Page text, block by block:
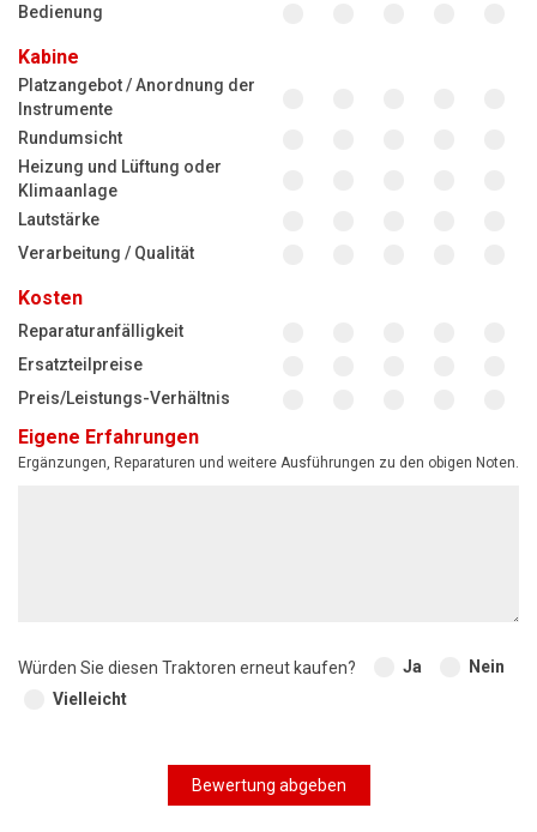
Bedienung
Kabine
Platzangebot / Anordnung der
Instrumente
Rundumsicht
Heizung und Lüftung oder
Klimaanlage
Lautstärke
Verarbeitung / Qualität
Kosten
Reparaturanfälligkeit
Ersatzteilpreise
Preis/Leistungs-Verhältnis
Eigene Erfahrungen
Ergänzungen, Reparaturen und weitere Ausführungen zu den obigen Noten.
Würden Sie diesen Traktoren erneut kaufen? Ja
Nein
Vielleicht
Bewertung abgeben